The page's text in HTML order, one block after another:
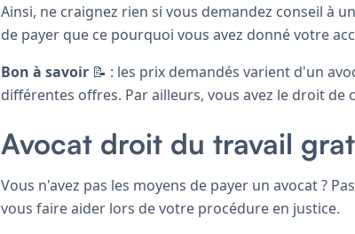
Ainsi, ne craignez rien si vous demandez conseil à
de payer que ce pourquoi vous avez donné votre
Bon à savoir 📝 : les prix demandés varient d'un
différentes offres. Par ailleurs, vous avez le droit
Avocat droit du travail
Vous n'avez pas les moyens de payer un avocat ?
vous faire aider lors de votre procédure en justice.